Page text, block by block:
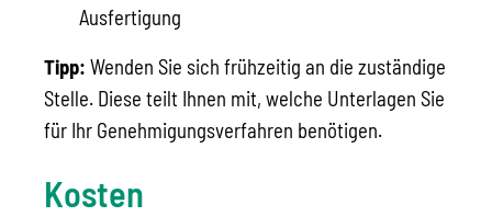
Ausfertigung
Tipp: Wenden Sie sich frühzeitig an die zuständige
Stelle. Diese teilt Ihnen mit, welche Unterlagen Sie
für Ihr Genehmigungsverfahren benötigen.
Kosten